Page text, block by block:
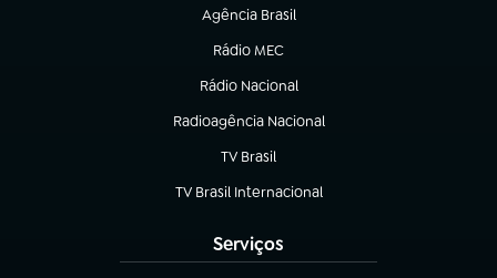
Agência Brasil
(abre em nova aba)
Rádio MEC
Rádio Nacional
(abre em nova aba)
Radioagência Nacional
(abre em nova aba)
TV Brasil
(abre em nova aba)
TV Brasil Internacional
(abre em nova aba)
Serviços